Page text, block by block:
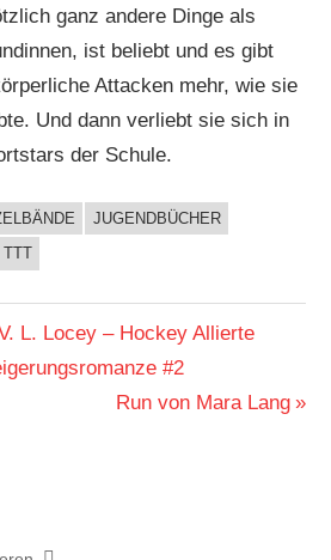
ganz andere Dinge als
ist beliebt und es gibt
Attacken mehr, wie sie
Und dann verliebt sie sich in
der Schule.
JUGENDBÜCHER
TTT
L. Locey – Hockey Allierte
#2
Nächster
Run von Mara Lang